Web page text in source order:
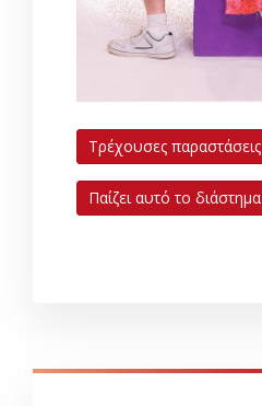
Τρέχουσες παραστάσεις
Παίζει αυτό το διάστημα